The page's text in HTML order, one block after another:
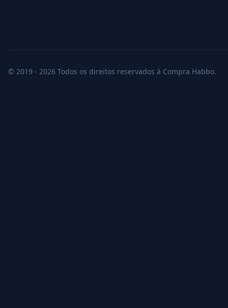
© 2019 - 2026 Todos os direitos reservados à Compra Habbo.